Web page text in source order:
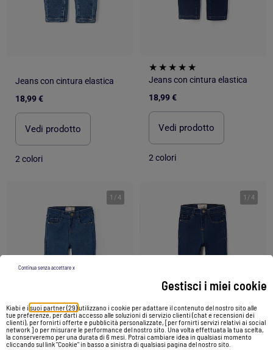
Gestisci i miei cookie
Kiabi e i suoi partner (29)utilizzano i cookie per adattare il contenuto del nostro sito alle
tue preferenze, per darti accesso alle soluzioni di servizio clienti (chat e recensioni dei
clienti), per fornirti offerte e pubblicità personalizzate, [per fornirti servizi relativi ai social
network ] o per misurare le performance del nostro sito. Una volta effettuata la tua scelta,
la conserveremo per una durata di 6 mesi. Potrai cambiare idea in qualsiasi momento
cliccando sul link "Cookie" in basso a sinistra di qualsiasi pagina del nostro sito.
Continua senza accettare x
Jeans con cintura elastica
18,99 €
Vedi prodotto
2 colori
Jeans con cintura elastica
18,99 €
Vedi prodotto
2 colori
1 /4 1 /4